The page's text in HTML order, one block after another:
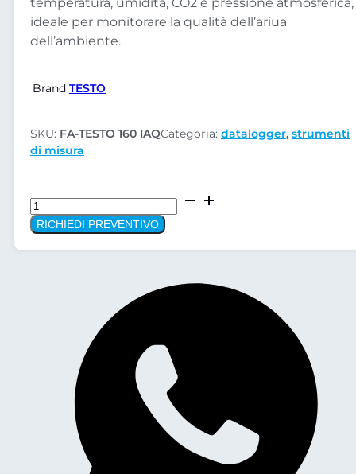
ideale per monitorare la qualità dell’ariua
dell’ambiente.
Brand TESTO
SKU: FA-TESTO 160 IAQCategoria: datalogger, strumenti
di misura
Testo
datalogger
CO2
RICHIEDI PREVENTIVO